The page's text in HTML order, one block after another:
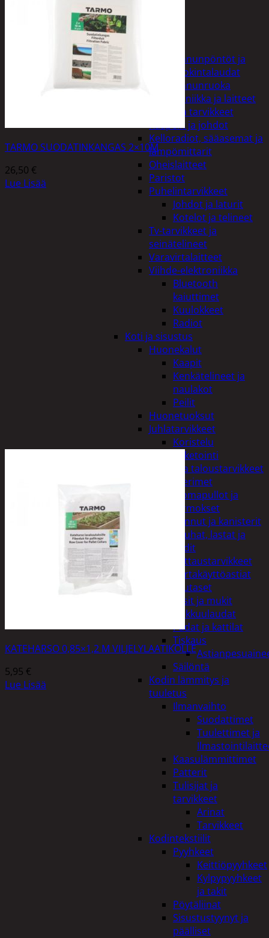
Linnunpöntöt ja
ruokintalaudat
Linnunruoka
Kodin elektroniikka ja laitteet
Imurit ja tarvikkeet
Kaapelit ja johdot
Kelloradiot, sääasemat ja
lämpömittarit
Oheislaitteet
Paristot
Puhelintarvikkeet
Johdot ja laturit
Kotelot ja telineet
Tv-tarvikkeet ja
seinätelineet
Varavirtalaitteet
Viihde-elektroniikka
Bluetooth
kaiuttimet
Kuulokkeet
Radiot
Koti ja sisustus
Huonekalut
Kaapit
Kenkätelineet ja
naulakot
Peilit
Huonetuoksut
Juhlatarvikkeet
Koristelu
Paketointi
Keittiö ja taloustarvikkeet
Aterimet
Juomapullot ja
termokset
Kannut ja kanisterit
Kauhat, lastat ja
sudit
Kattaustarvikkeet
Kertakäyttöastiat
Lautaset
Lasit ja mukit
Leikkuulaudat
Padat ja kattilat
Tiskaus
Säilöntä
Kodin lämmitys ja
tuuletus
Ilmanvaihto
Suodattimet
Tuulettimet ja
Kaasulämmittimet
Patterit
Tulisijat ja
tarvikkeet
Arinat
Tarvikkeet
Kodintekstiilit
Pyyhkeet
Keittiöpyyhkeet
Kylpypyyhkeet
ja takit
Pöytäliinat
Sisustustyynyt ja
päälliset
TARMO SUODATINKANGAS 2×10M
26,50 €
Lue Lisää
KATEHARSO 0,85×1,2 M VILJELYLAATIKOLLE
5,95 €
Lue Lisää